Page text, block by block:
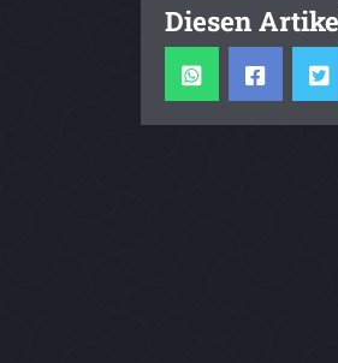
Diesen